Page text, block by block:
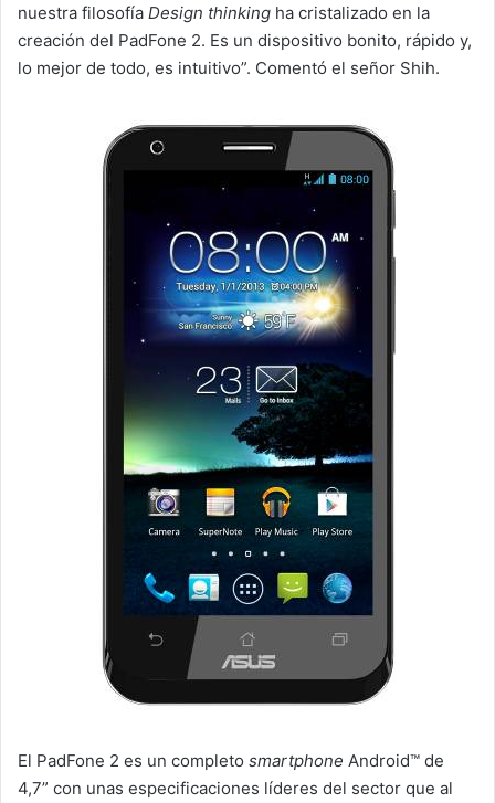
nuestra filosofía Design thinking ha cristalizado en la
creación del PadFone 2. Es un dispositivo bonito, rápido y,
lo mejor de todo, es intuitivo”. Comentó el señor Shih.
El PadFone 2 es un completo smartphone Android™ de
4,7” con unas especificaciones líderes del sector que al